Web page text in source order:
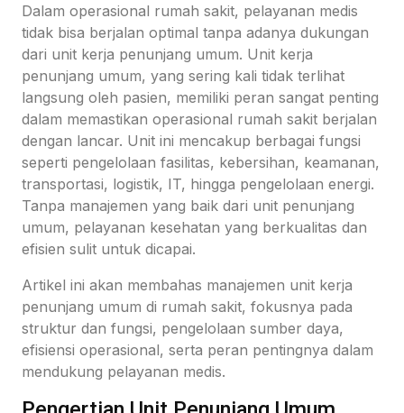
Dalam operasional rumah sakit, pelayanan medis
tidak bisa berjalan optimal tanpa adanya dukungan
dari unit kerja penunjang umum. Unit kerja
penunjang umum, yang sering kali tidak terlihat
langsung oleh pasien, memiliki peran sangat penting
dalam memastikan operasional rumah sakit berjalan
dengan lancar. Unit ini mencakup berbagai fungsi
seperti pengelolaan fasilitas, kebersihan, keamanan,
transportasi, logistik, IT, hingga pengelolaan energi.
Tanpa manajemen yang baik dari unit penunjang
umum, pelayanan kesehatan yang berkualitas dan
efisien sulit untuk dicapai.
Artikel ini akan membahas manajemen unit kerja
penunjang umum di rumah sakit, fokusnya pada
struktur dan fungsi, pengelolaan sumber daya,
efisiensi operasional, serta peran pentingnya dalam
mendukung pelayanan medis.